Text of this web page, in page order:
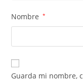
Nombre *
Guarda mi nombre,